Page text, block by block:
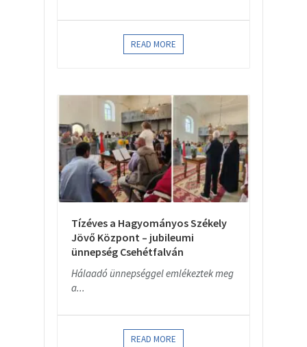
READ MORE
Tízéves a Hagyományos Székely
Jövő Központ – jubileumi
ünnepség Csehétfalván
Hálaadó ünnepséggel emlékeztek meg
a...
READ MORE